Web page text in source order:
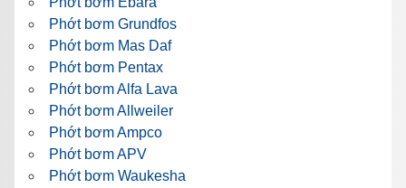
Phớt bơm Grundfos
Phớt bơm Mas Daf
Phớt bơm Pentax
Phớt bơm Alfa Lava
Phớt bơm Allweiler
Phớt bơm Ampco
Phớt bơm APV
Phớt bơm Waukesha